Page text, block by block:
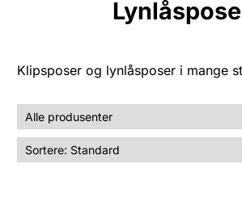
Klipsposer og lynlåsposer i mange